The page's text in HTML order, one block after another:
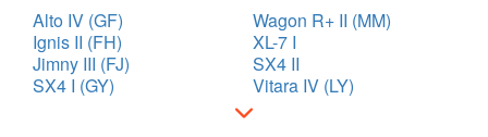
Alto IV (GF)
Ignis II (FH)
Jimny III (FJ)
SX4 I (GY)
Wagon R+ II (MM)
XL-7 I
SX4 II
Vitara IV (LY)